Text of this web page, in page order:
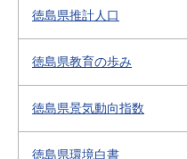
徳島県推計人口
徳島県教育の歩み
徳島県景気動向指数
徳島県環境白書